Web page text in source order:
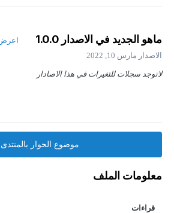
ماهو الجديد في الاصدار 1.0.0
الاصدار مارس 10, 2022
لاتوجد سجلات للتغيرات في هذا الاصادار
موضوع الحوار بالمنتدى
معلومات الملف
قراءات